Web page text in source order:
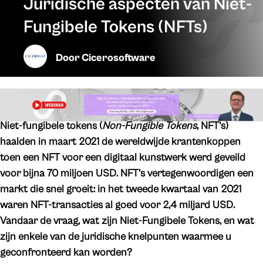
Juridische aspecten van Niet-
Fungibele Tokens (NFTs)
DoorCicerosoftware
Niet-fungibele tokens (Non-Fungible Tokens, NFT's)
haalden in maart 2021 de wereldwijde krantenkoppen
toen een NFT voor een digitaal kunstwerk werd geveild
voor bijna 70 miljoen USD. NFT's vertegenwoordigen een
markt die snel groeit: in het tweede kwartaal van 2021
waren NFT-transacties al goed voor 2,4 miljard USD.
Vandaar de vraag, wat zijn Niet-Fungibele Tokens, en wat
zijn enkele van de juridische knelpunten waarmee u
geconfronteerd kan worden?